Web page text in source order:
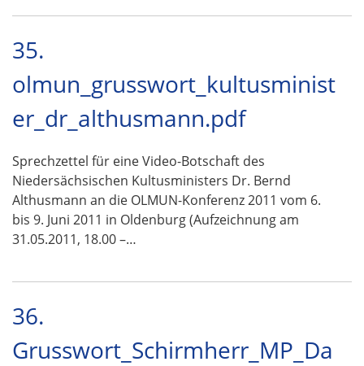
35.
olmun_grusswort_kultusminist
er_dr_althusmann.pdf
Sprechzettel für eine Video-Botschaft des
Niedersächsischen Kultusministers Dr. Bernd
Althusmann an die OLMUN-Konferenz 2011 vom 6.
bis 9. Juni 2011 in Oldenburg (Aufzeichnung am
31.05.2011, 18.00 –…
36.
Grusswort_Schirmherr_MP_Da